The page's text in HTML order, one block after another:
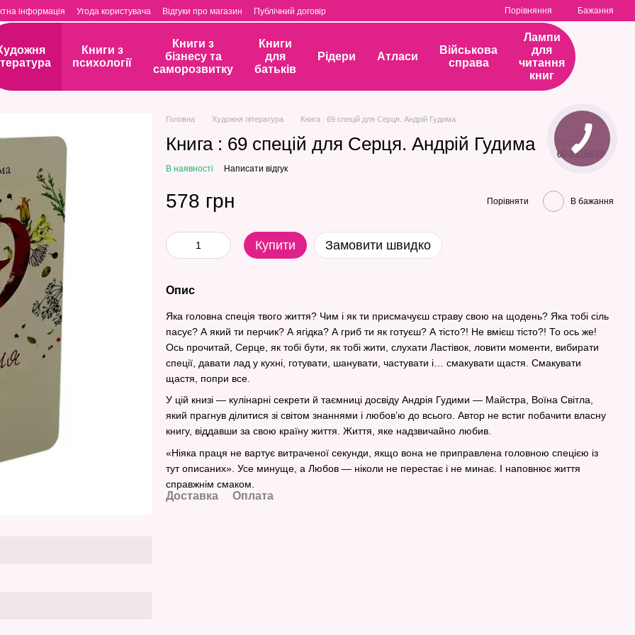
інформація Угода користувача Відгуки про магазин Публічний договір Порівняння Бажання
Книги з
психології
Книги з
бізнесу та
саморозвитку
Книги
для
батьків
Рідери Атласи
Військова
справа
Лампи
для
читання
книг
Головна Художня література Книга : 69 спецій для Серця. Андрій Гудима
Книга : 69 спецій для Серця. Андрій Гудима Артикул
00-8115613
В наявності Написати відгук
578 грн Порівняти В бажання
Купити Замовити швидко
Опис
Яка головна спеція твого життя? Чим і як ти присмачуєш страву свою на щодень? Яка тобі сіль
пасує? А який ти перчик? А ягідка? А гриб ти як готуєш? А тісто?! Не вмієш тісто?! То ось же!
Ось прочитай, Серце, як тобі бути, як тобі жити, слухати Ластівок, ловити моменти, вибирати
спеції, давати лад у кухні, готувати, шанувати, частувати і… смакувати щастя. Смакувати
щастя, попри все.
У цій книзі — кулінарні секрети й таємниці досвіду Андрія Гудими — Майстра, Воїна Світла,
який прагнув ділитися зі світом знаннями і любов’ю до всього. Автор не встиг побачити власну
книгу, віддавши за свою країну життя. Життя, яке надзвичайно любив.
«Ніяка праця не вартує витраченої секунди, якщо вона не приправлена головною спецією із
тут описаних». Усе минуще, а Любов — ніколи не перестає і не минає. І наповнює життя
справжнім смаком.
Доставка Оплата